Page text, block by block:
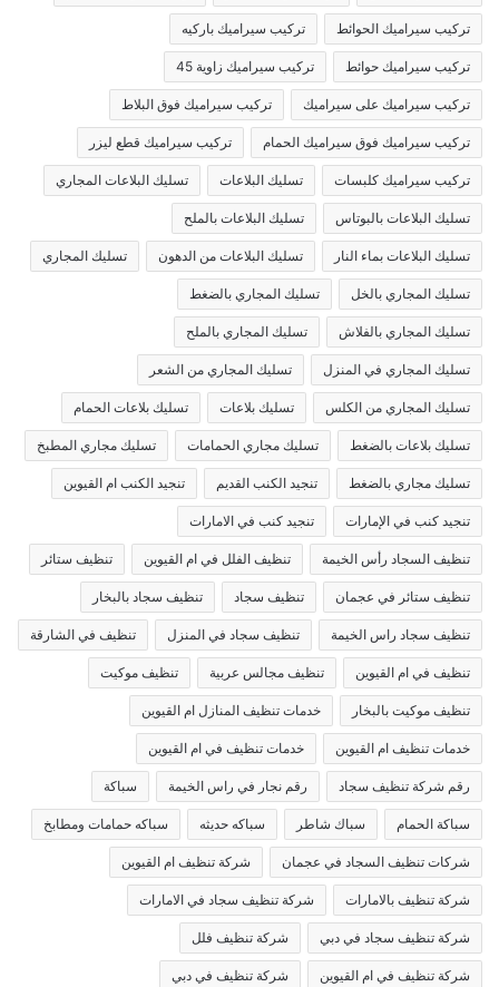
تركيب سيراميك الحوائط تركيب سيراميك باركيه
تركيب سيراميك حوائط تركيب سيراميك زاوية 45
تركيب سيراميك على سيراميك تركيب سيراميك فوق البلاط
تركيب سيراميك فوق سيراميك الحمام تركيب سيراميك قطع ليزر
تركيب سيراميك كلبسات تسليك البلاعات تسليك البلاعات المجاري
تسليك البلاعات بالبوتاس تسليك البلاعات بالملح
تسليك البلاعات بماء النار تسليك البلاعات من الدهون تسليك المجاري
تسليك المجاري بالخل تسليك المجاري بالضغط
تسليك المجاري بالفلاش تسليك المجاري بالملح
تسليك المجاري في المنزل تسليك المجاري من الشعر
تسليك المجاري من الكلس تسليك بلاعات تسليك بلاعات الحمام
تسليك بلاعات بالضغط تسليك مجاري الحمامات تسليك مجاري المطبخ
تسليك مجاري بالضغط تنجيد الكنب القديم تنجيد الكنب ام القيوين
تنجيد كنب في الإمارات تنجيد كنب في الامارات
تنظيف السجاد رأس الخيمة تنظيف الفلل في ام القيوين تنظيف ستائر
تنظيف ستائر في عجمان تنظيف سجاد تنظيف سجاد بالبخار
تنظيف سجاد راس الخيمة تنظيف سجاد في المنزل تنظيف في الشارقة
تنظيف في ام القيوين تنظيف مجالس عربية تنظيف موكيت
تنظيف موكيت بالبخار خدمات تنظيف المنازل ام القيوين
خدمات تنظيف ام القيوين خدمات تنظيف في ام القيوين
رقم شركة تنظيف سجاد رقم نجار في راس الخيمة سباكة
سباكة الحمام سباك شاطر سباكه حديثه سباكه حمامات ومطابخ
شركات تنظيف السجاد في عجمان شركة تنظيف ام القيوين
شركة تنظيف بالامارات شركة تنظيف سجاد في الامارات
شركة تنظيف سجاد في دبي شركة تنظيف فلل
شركة تنظيف في ام القيوين شركة تنظيف في دبي